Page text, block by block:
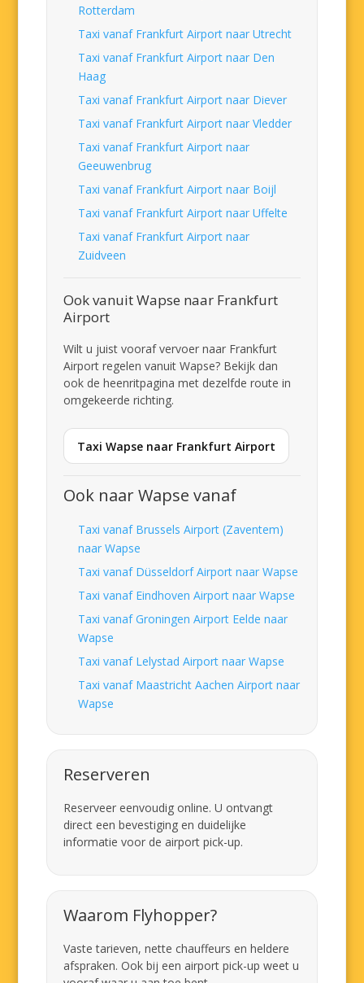
Rotterdam
Taxi vanaf Frankfurt Airport naar Utrecht
Taxi vanaf Frankfurt Airport naar Den
Haag
Taxi vanaf Frankfurt Airport naar Diever
Taxi vanaf Frankfurt Airport naar Vledder
Taxi vanaf Frankfurt Airport naar
Geeuwenbrug
Taxi vanaf Frankfurt Airport naar Boijl
Taxi vanaf Frankfurt Airport naar Uffelte
Taxi vanaf Frankfurt Airport naar
Zuidveen
Ook vanuit Wapse naar Frankfurt
Airport
Wilt u juist vooraf vervoer naar Frankfurt
Airport regelen vanuit Wapse? Bekijk dan
ook de heenritpagina met dezelfde route in
omgekeerde richting.
Taxi Wapse naar Frankfurt Airport
Ook naar Wapse vanaf
Taxi vanaf Brussels Airport (Zaventem)
naar Wapse
Taxi vanaf Düsseldorf Airport naar Wapse
Taxi vanaf Eindhoven Airport naar Wapse
Taxi vanaf Groningen Airport Eelde naar
Wapse
Taxi vanaf Lelystad Airport naar Wapse
Taxi vanaf Maastricht Aachen Airport naar
Wapse
Reserveren
Reserveer eenvoudig online. U ontvangt
direct een bevestiging en duidelijke
informatie voor de airport pick-up.
Waarom Flyhopper?
Vaste tarieven, nette chauffeurs en heldere
afspraken. Ook bij een airport pick-up weet u